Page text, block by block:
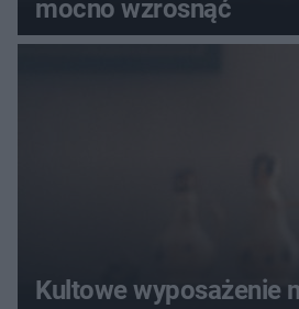
mocno wzrosnąć
Kultowe wyposażenie